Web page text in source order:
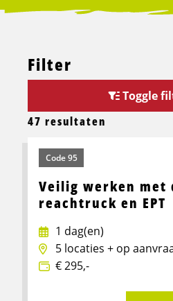
Filter
Toggle
47 resultaten
Code 95
Veilig werken
reachtruck en EPT
1 dag(en)
5 locaties + op
€ 295,-